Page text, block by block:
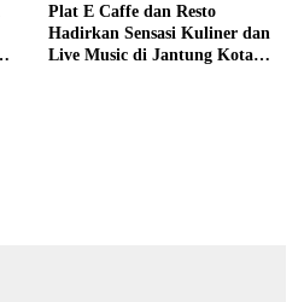
Plat E Caffe dan Resto
Hadirkan Sensasi Kuliner dan
Live Music di Jantung Kota